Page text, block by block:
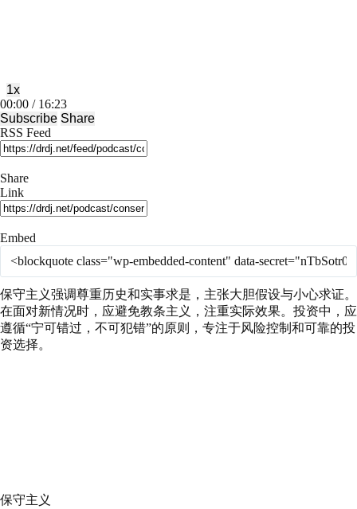
Mute/Unmute
Episode
Rewind
10
Seconds
1x
Fast
Forward
30
seconds
00:00 / 16:23
Subscribe Share
RSS Feed
Share
Link
Embed
保守主义强调尊重历史和实事求是，主张大胆假设与小心求证。
在面对新情况时，应避免教条主义，注重实际效果。投资中，应
遵循“宁可错过，不可犯错”的原则，专注于风险控制和可靠的投
资选择。
保守主义